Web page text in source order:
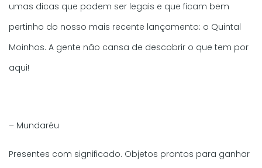
umas dicas que podem ser legais e que ficam bem
pertinho do nosso mais recente lançamento: o Quintal
Moinhos. A gente não cansa de descobrir o que tem por
aqui!
– Mundaréu
Presentes com significado. Objetos prontos para ganhar